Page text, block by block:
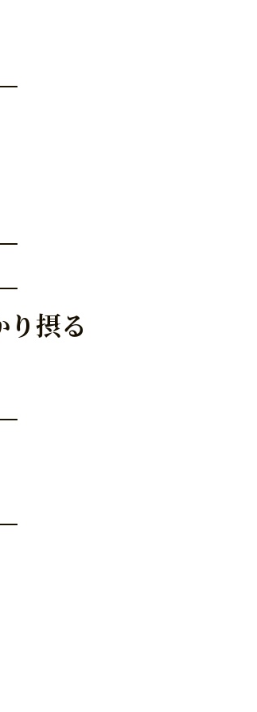
摂る